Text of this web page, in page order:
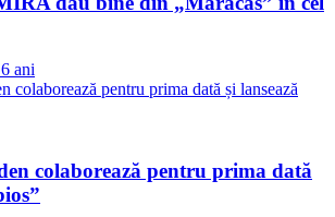
ani
colaborează pentru prima dată